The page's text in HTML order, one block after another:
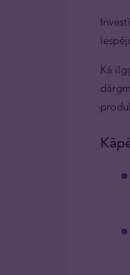
Kā